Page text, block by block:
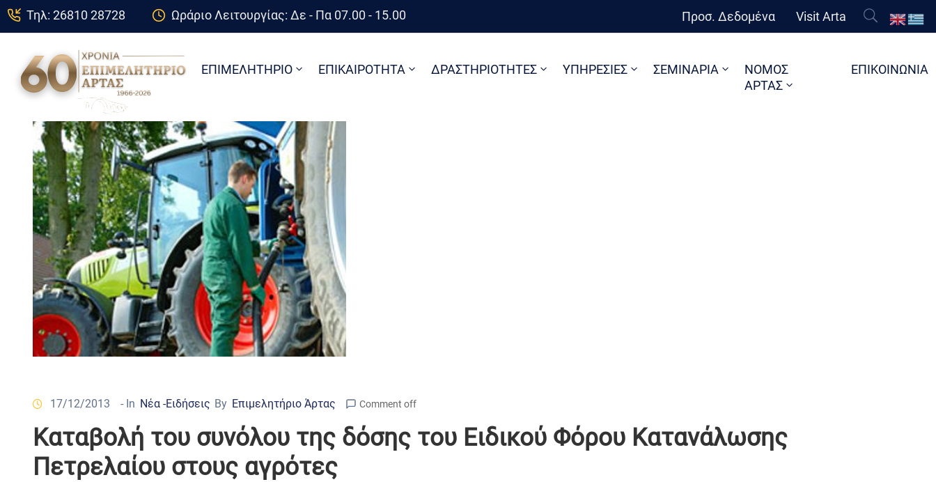
Τηλ: 26810 28728 Ωράριο Λειτουργίας: Δε - Πα 07.00 - 15.00 Προσ. Δεδομένα Visit Arta
ΕΠΙΜΕΛΗΤΗΡΙΟ ΕΠΙΚΑΙΡΟΤΗΤΑ ΔΡΑΣΤΗΡΙΟΤΗΤΕΣ ΥΠΗΡΕΣΙΕΣ ΣΕΜΙΝΑΡΙΑ
ΝΟΜΟΣ
ΑΡΤΑΣ
ΕΠΙΚΟΙΝΩΝΙΑ
17/12/2013 - In Νέα -Ειδήσεις By Επιμελητήριο Άρτας Comment off
Καταβολή του συνόλου της δόσης του Ειδικού Φόρου Κατανάλωσης
Πετρελαίου στους αγρότες